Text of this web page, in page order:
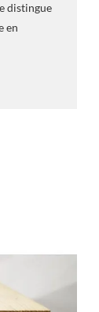
distingue
en